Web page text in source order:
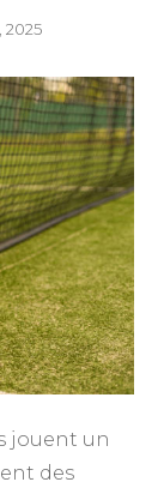
2025
jouent un
des